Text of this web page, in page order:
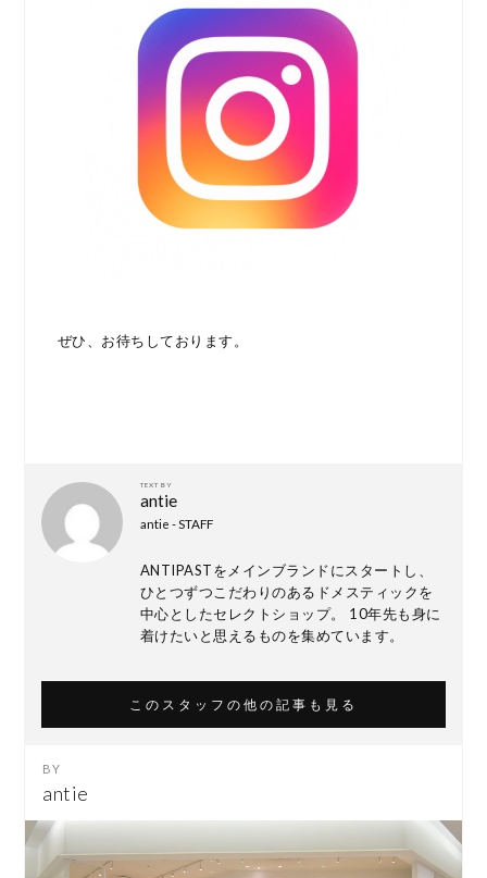
ぜひ、お待ちしております。
TEXT BY
antie
antie - STAFF
ANTIPASTをメインブランドにスタートし、
ひとつずつこだわりのあるドメスティックを
中心としたセレクトショップ。 10年先も身に
着けたいと思えるものを集めています。
このスタッフの他の記事も見る
antie